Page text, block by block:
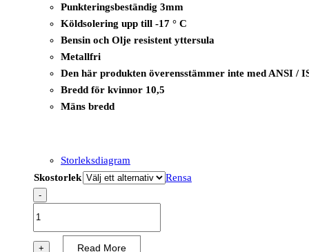
Punkteringsbeständig 3mm
Köldsolering upp till -17 ° C
Bensin och Olje resistent yttersula
Metallfri
Den här produkten överensstämmer inte med ANSI /
Bredd för kvinnor 10,5
Mäns bredd
Storleksdiagram
Skostorlek
Rensa
-
i-+ Read More